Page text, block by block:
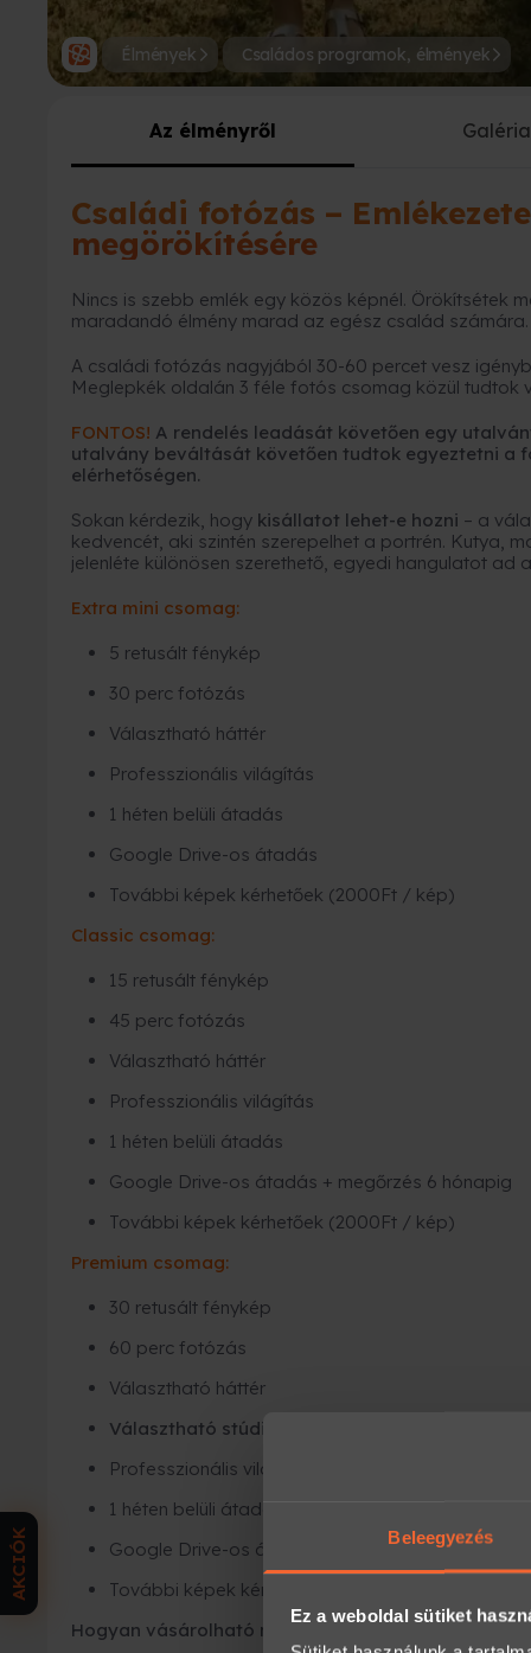
Beleegyezés
Ez a weboldal sütiket
Élmények Családos programok, élmények
Az élményről Galéria
Családi fotózás –
megörökítésére
Nincs is szebb emlék egy közös képnél. Örökítsétek
maradandó élmény marad az egész család számára.
A családi fotózás nagyjából 30-60 percet vesz
Meglepkék oldalán 3 féle fotós csomag közül tudtok
FONTOS! A rendelés leadását követően egy
utalvány beváltását követően tudtok egyeztetni a
elérhetőségen.
Sokan kérdezik, hogy kisállatot lehet-e hozni – a
kedvencét, aki szintén szerepelhet a portrén. Kutya,
jelenléte különösen szerethető, egyedi hangulatot ad
Extra mini csomag:
5 retusált fénykép
30 perc fotózás
Választható háttér
Professzionális világítás
1 héten belüli átadás
Google Drive-os átadás
További képek kérhetőek (2000Ft / kép)
Classic csomag:
15 retusált fénykép
45 perc fotózás
Választható háttér
Professzionális világítás
1 héten belüli átadás
Google Drive-os átadás + megőrzés 6 hónapig
További képek kérhetőek (2000Ft / kép)
Premium csomag:
30 retusált fénykép
60 perc fotózás
Választható háttér
Választható stúdió/kültéri fotózás (Kiszállási díj
Professzionális világítás
1 héten belüli átadás
Google Drive-os átadás + megőrzés 6 hónapig
További képek kérhetőek (2000Ft / kép)
Hogyan vásárolható meg ez az élmény
AKCIÓK